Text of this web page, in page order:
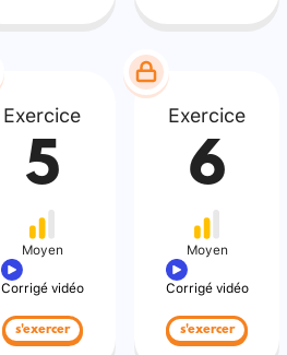
Exercice
5
Moyen
Corrigé vidéo
s'exercer
Exercice
6
Moyen
Corrigé vidéo
s'exercer